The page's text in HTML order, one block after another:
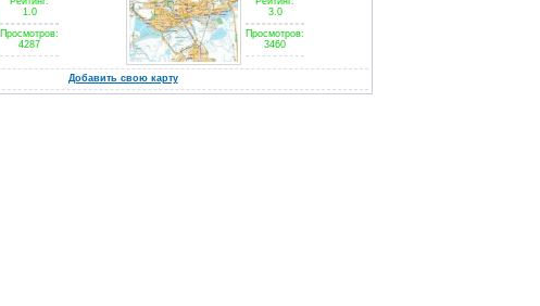
1.0
Просмотров:
4287
3.0
Просмотров:
3460
Добавить свою карту